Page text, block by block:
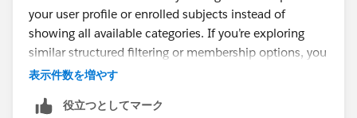
your user profile or enrolled subjects instead of
showing all available categories. If you’re exploring
similar structured filtering or membership options, you
can alsocheck 14 day pass details
more accurate insights, davidlloydmembershipprice
表示件数を増やす
役立つとしてマーク